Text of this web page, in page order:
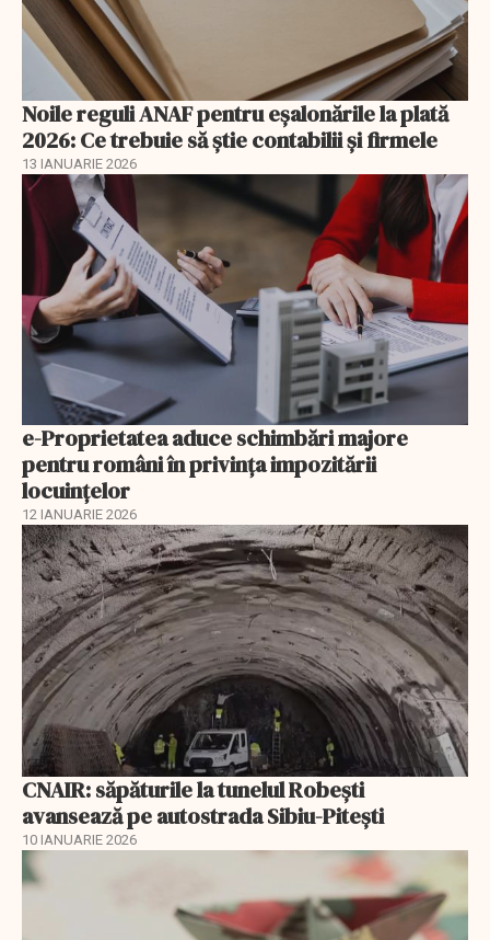
Noile reguli ANAF pentru eşalonările la plată
2026: Ce trebuie să știe contabilii și firmele
13 IANUARIE 2026
e-Proprietatea aduce schimbări majore
pentru români în privinţa impozitării
locuințelor
12 IANUARIE 2026
CNAIR: săpăturile la tunelul Robești
avansează pe autostrada Sibiu-Pitești
10 IANUARIE 2026